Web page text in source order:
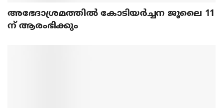
അഭേദാശ്രമത്തില്‍ കോടിയര്‍ച്ചന ജൂലൈ 11
ന് ആരംഭിക്കും